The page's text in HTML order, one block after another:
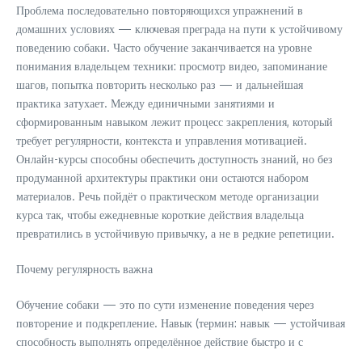
Проблема последовательно повторяющихся упражнений в
домашних условиях — ключевая преграда на пути к устойчивому
поведению собаки. Часто обучение заканчивается на уровне
понимания владельцем техники: просмотр видео, запоминание
шагов, попытка повторить несколько раз — и дальнейшая
практика затухает. Между единичными занятиями и
сформированным навыком лежит процесс закрепления, который
требует регулярности, контекста и управления мотивацией.
Онлайн-курсы способны обеспечить доступность знаний, но без
продуманной архитектуры практики они остаются набором
материалов. Речь пойдёт о практическом методе организации
курса так, чтобы ежедневные короткие действия владельца
превратились в устойчивую привычку, а не в редкие репетиции.
Почему регулярность важна
Обучение собаки — это по сути изменение поведения через
повторение и подкрепление. Навык (термин: навык — устойчивая
способность выполнять определённое действие быстро и с